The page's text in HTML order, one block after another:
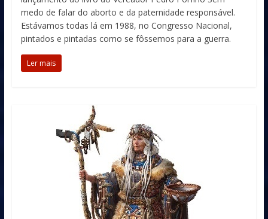
medo de falar do aborto e da paternidade responsável.
Estávamos todas lá em 1988, no Congresso Nacional,
pintados e pintadas como se fôssemos para a guerra.
Ler mais